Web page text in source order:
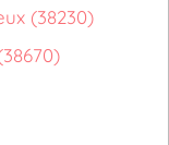
(38230)